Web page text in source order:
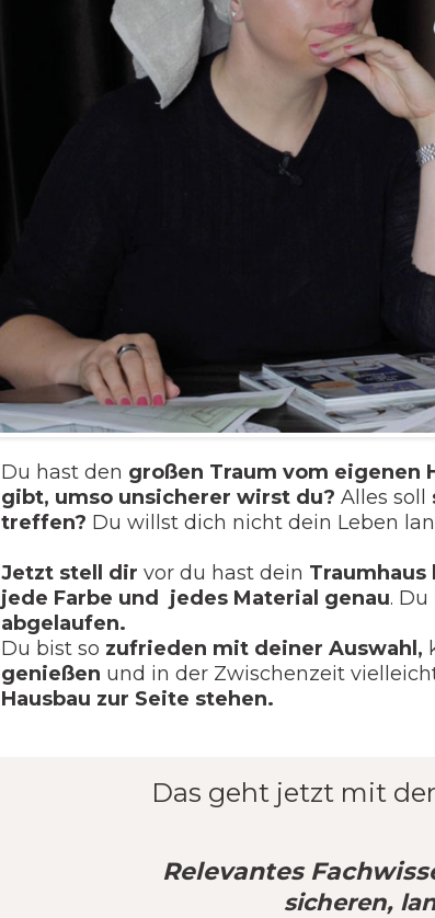
Du hast den großen Traum vom eigenen
gibt, umso unsicherer wirst du? Alles soll
treffen? Du willst dich nicht dein Leben
Jetzt stell dir vor du hast dein
jede Farbe und jedes Material genau.
abgelaufen.
Du bist so zufrieden mit deiner Auswahl,
genießen und in der Zwischenzeit
Hausbau zur Seite stehen.
Das geht jetzt mit der
Relevantes
sicheren,